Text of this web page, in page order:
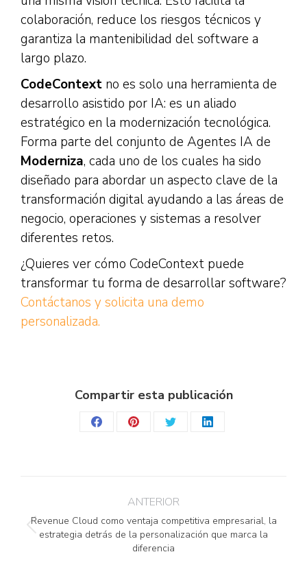
colaboración, reduce los riesgos técnicos y
garantiza la mantenibilidad del software a
largo plazo.
CodeContext no es solo una herramienta de
desarrollo asistido por IA: es un aliado
estratégico en la modernización tecnológica.
Forma parte del conjunto de Agentes IA de
Moderniza, cada uno de los cuales ha sido
diseñado para abordar un aspecto clave de la
transformación digital ayudando a las áreas de
negocio, operaciones y sistemas a resolver
diferentes retos.
¿Quieres ver cómo CodeContext puede
transformar tu forma de desarrollar software?
Contáctanos y solicita una demo
personalizada.
Compartir esta publicación
Share
Share
Share
Share
publicaciones
ANTERIOR
Publicación
anterior:
Revenue Cloud como ventaja competitiva empresarial, la
estrategia detrás de la personalización que marca la
diferencia